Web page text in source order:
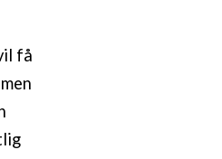
få